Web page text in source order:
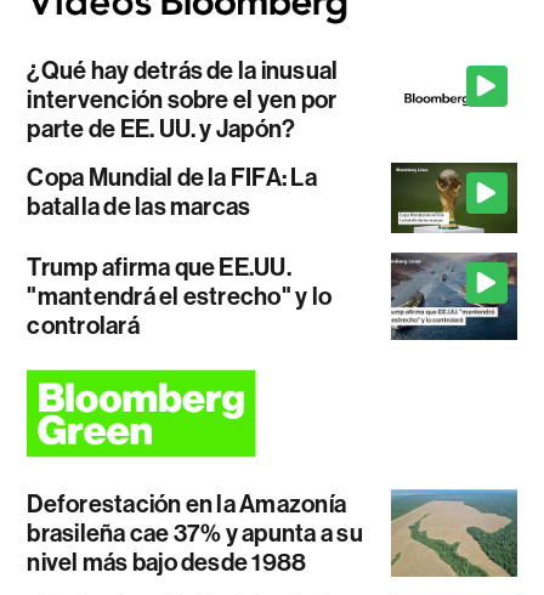
¿Qué hay detrás de la inusual
intervención sobre el yen por
parte de EE. UU. y Japón?
Copa Mundial de la FIFA: La
batalla de las marcas
Trump afirma que EE.UU.
"mantendrá el estrecho" y lo
controlará
Deforestación en la Amazonía
brasileña cae 37% y apunta a su
nivel más bajo desde 1988